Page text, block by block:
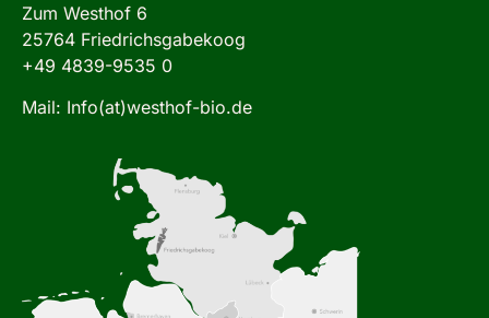
Zum Westhof 6
25764 Friedrichsgabekoog
+49 4839-9535 0
Mail: Info(at)westhof-bio.de